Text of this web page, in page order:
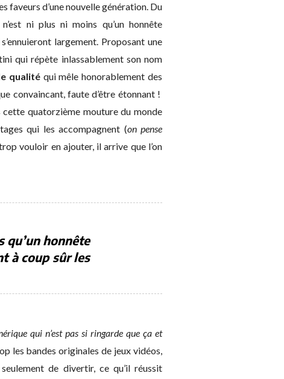
faveurs d’une nouvelle génération. Du
ni plus ni moins qu’un honnête
largement. Proposant une
qui répète inlassablement son nom
qualitéqui mêle honorablement des
convaincant, faute d’être étonnant !
cette quatorzième mouture du monde
qui les accompagnent (on pense
vouloir en ajouter, il arrive que l’on
qu’un honnête
à coup sûr les
qui n’est pas si ringarde que ça et
les bandes originales de jeux vidéos,
de divertir, ce qu’il réussit